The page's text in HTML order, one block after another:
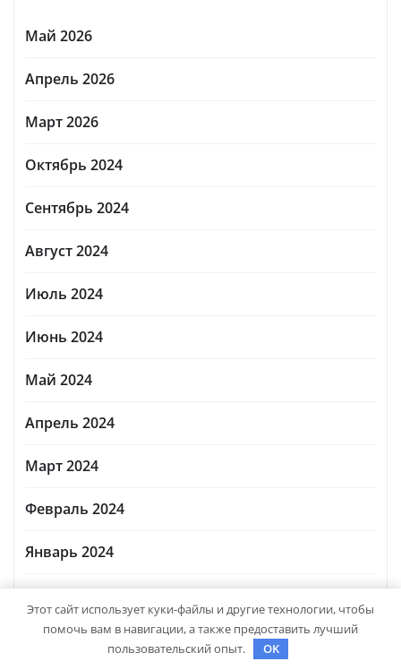
Май 2026
Апрель 2026
Март 2026
Октябрь 2024
Сентябрь 2024
Август 2024
Июль 2024
Июнь 2024
Май 2024
Апрель 2024
Март 2024
Февраль 2024
Январь 2024
Декабрь 2023
Ноябрь 2023
Этот сайт использует куки-файлы и другие технологии, чтобы
помочь вам в навигации, а также предоставить лучший
пользовательский опыт.
OK